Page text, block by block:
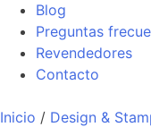
Blog
Preguntas
Revendedores
Contacto
Inicio / Design &